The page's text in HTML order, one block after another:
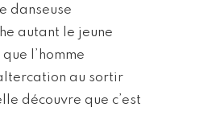
danseuse
autant le jeune
l’homme
au sortir
découvre que c’est